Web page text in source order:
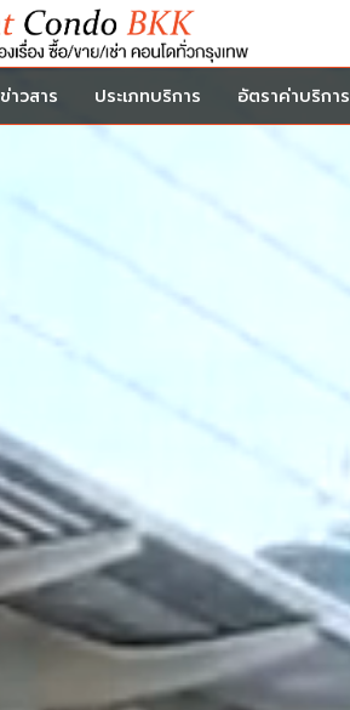
ข่าวสาร ประเภทบริการ อัตราค่าบริการ